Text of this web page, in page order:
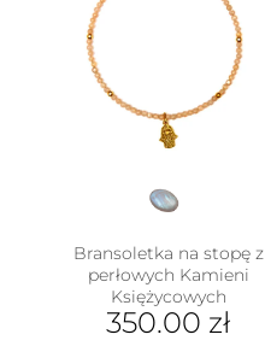
produktu
Bransoletka na stopę z
perłowych Kamieni
Księżycowych
350.00 zł